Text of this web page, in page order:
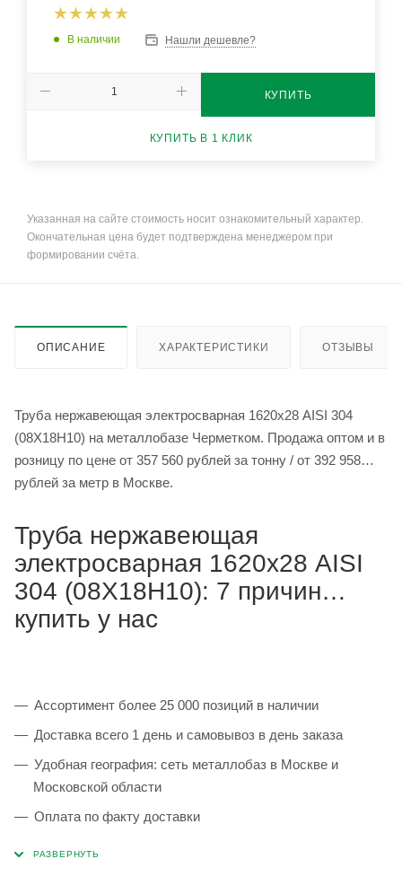
В наличии Нашли дешевле?
КУПИТЬ
КУПИТЬ В 1 КЛИК
Указанная на сайте стоимость носит ознакомительный характер.
Окончательная цена будет подтверждена менеджером при
формировании счёта.
ОПИСАНИЕ ХАРАКТЕРИСТИКИ ОТЗЫВЫ
Труба нержавеющая электросварная 1620х28 AISI 304
(08Х18Н10) на металлобазе Черметком. Продажа оптом и в
розницу по цене от 357 560 рублей за тонну / от 392 958
рублей за метр в Москве.
Труба нержавеющая
электросварная 1620х28 AISI
304 (08Х18Н10): 7 причин
купить у нас
Ассортимент более 25 000 позиций в наличии
Доставка всего 1 день и самовывоз в день заказа
Удобная география: сеть металлобаз в Москве и
Московской области
Оплата по факту доставки